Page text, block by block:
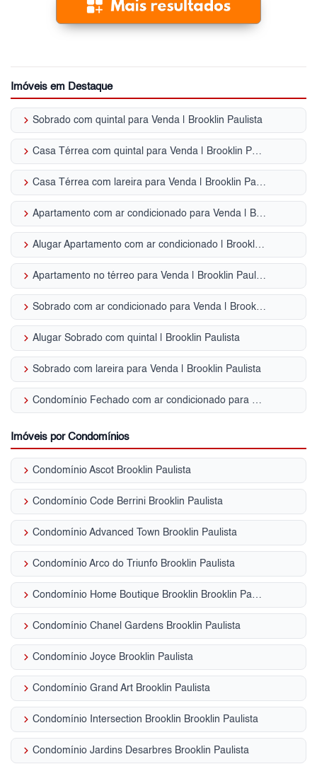
Imóveis em Destaque
keyboard_arrow_right Sobrado com quintal para Venda | Brooklin Paulista
keyboard_arrow_right Casa Térrea com quintal para Venda | Brooklin Paulista
keyboard_arrow_right Casa Térrea com lareira para Venda | Brooklin Paulista
keyboard_arrow_right Apartamento com ar condicionado para Venda | Brooklin Paulista
keyboard_arrow_right Alugar Apartamento com ar condicionado | Brooklin Paulista
keyboard_arrow_right Apartamento no térreo para Venda | Brooklin Paulista
keyboard_arrow_right Sobrado com ar condicionado para Venda | Brooklin Paulista
keyboard_arrow_right Alugar Sobrado com quintal | Brooklin Paulista
keyboard_arrow_right Sobrado com lareira para Venda | Brooklin Paulista
keyboard_arrow_right Condomínio Fechado com ar condicionado para Venda | Brooklin Paulista
Imóveis por Condomínios
keyboard_arrow_right Condomínio Ascot Brooklin Paulista
keyboard_arrow_right Condomínio Code Berrini Brooklin Paulista
keyboard_arrow_right Condomínio Advanced Town Brooklin Paulista
keyboard_arrow_right Condomínio Arco do Triunfo Brooklin Paulista
keyboard_arrow_right Condomínio Home Boutique Brooklin Brooklin Paulista
keyboard_arrow_right Condomínio Chanel Gardens Brooklin Paulista
keyboard_arrow_right Condomínio Joyce Brooklin Paulista
keyboard_arrow_right Condomínio Grand Art Brooklin Paulista
keyboard_arrow_right Condomínio Intersection Brooklin Brooklin Paulista
keyboard_arrow_right Condomínio Jardins Desarbres Brooklin Paulista